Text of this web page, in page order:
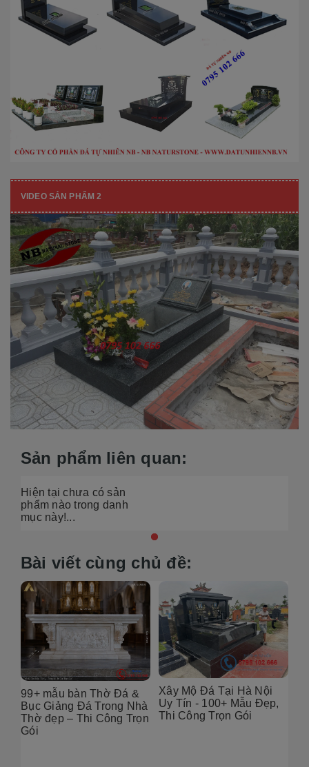
VIDEO SẢN PHẨM 2
Sản phẩm liên quan:
Hiện tại chưa có sản
phẩm nào trong danh
mục này!...
Bài viết cùng chủ đề:
99+ mẫu bàn Thờ Đá &
Bục Giảng Đá Trong Nhà
Thờ đẹp – Thi Công Trọn
Gói
Xây Mộ Đá Tại Hà Nội
Uy Tín - 100+ Mẫu Đẹp,
Thi Công Trọn Gói